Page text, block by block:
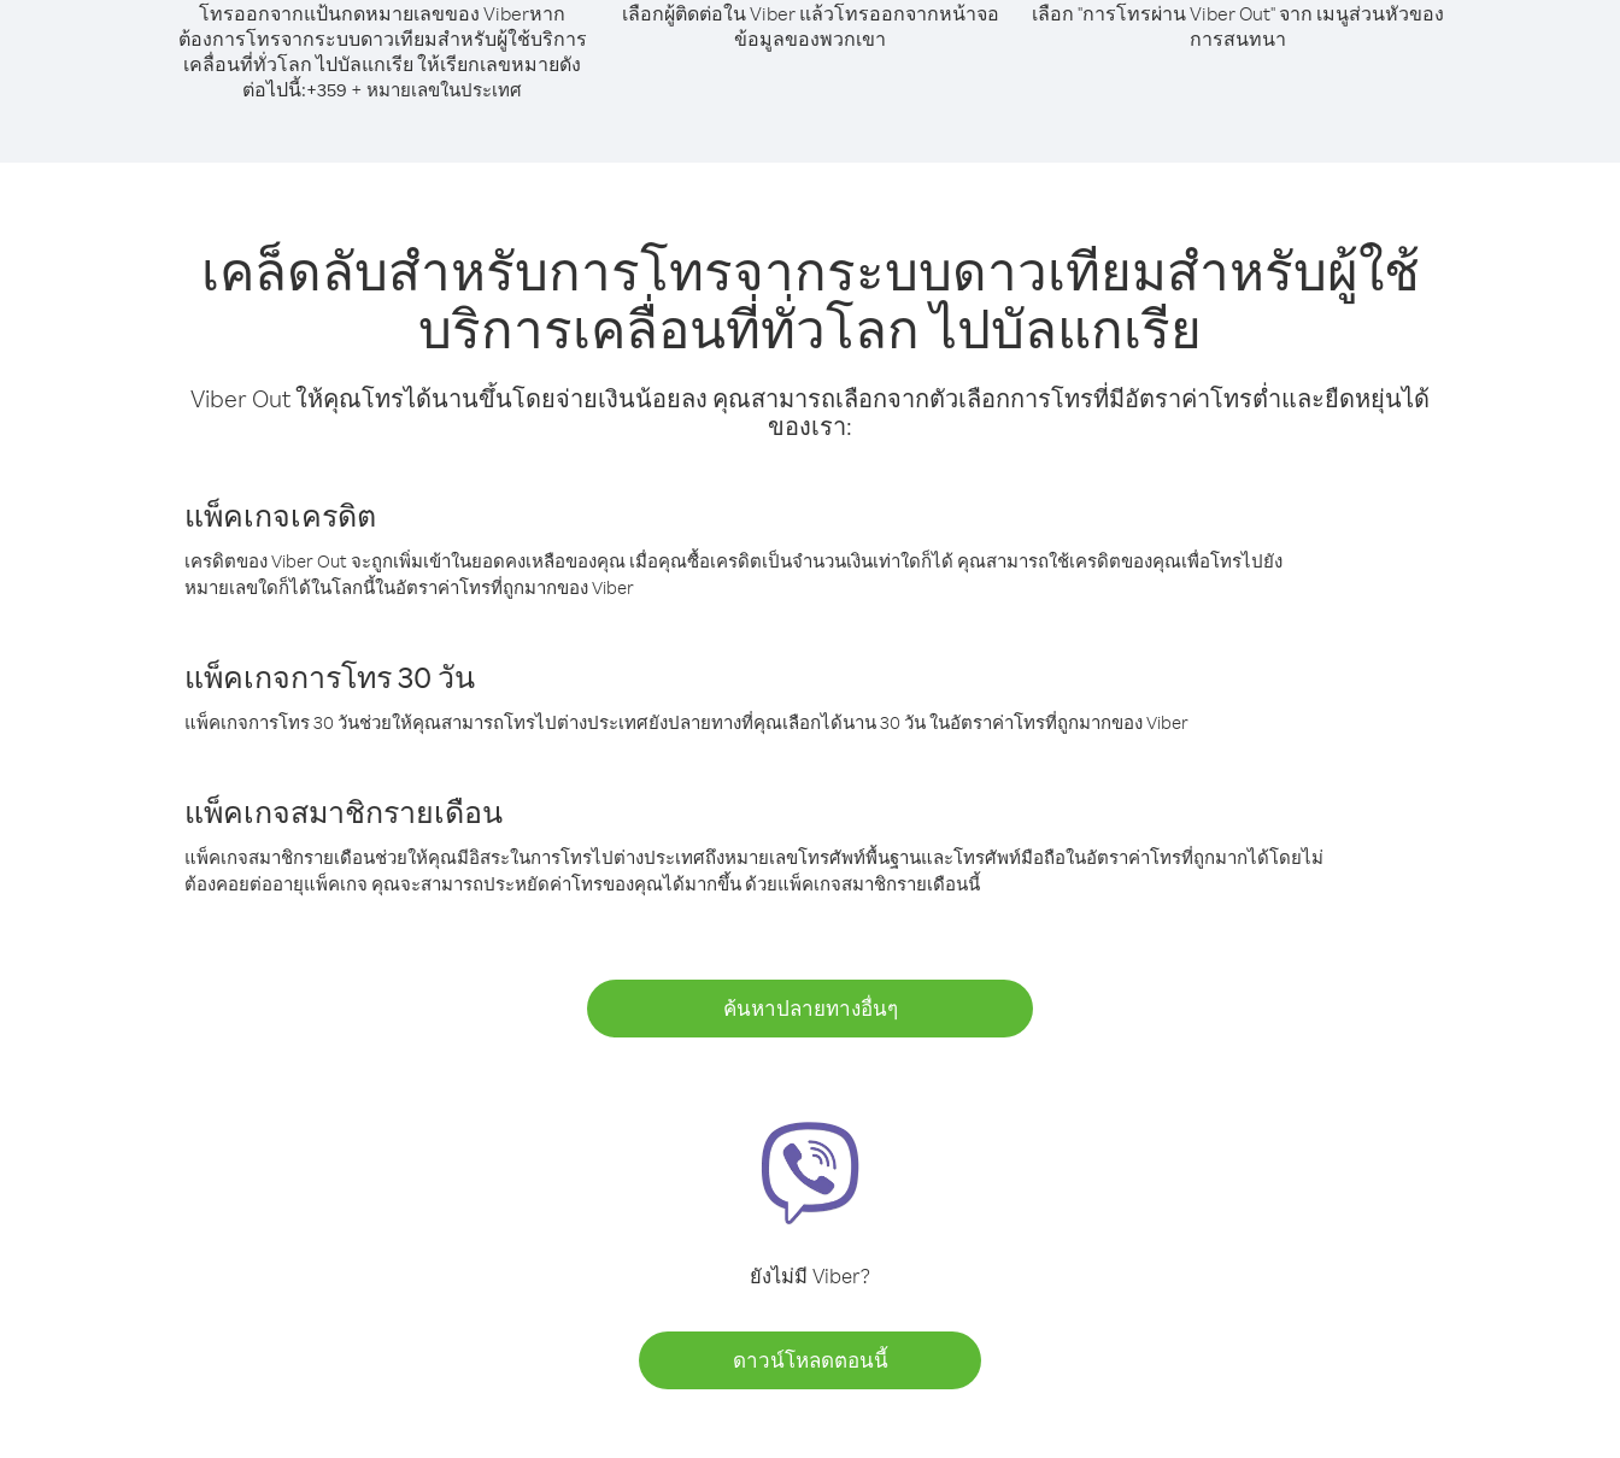
โทรออกจากแป้นกดหมายเลขของ Viberหาก
ต้องการโทรจากระบบดาวเทียมสำหรับผู้ใช้บริการ
เคลื่อนที่ทั่วโลก ไปบัลแกเรีย ให้เรียกเลขหมายดัง
ต่อไปนี้:+359 + หมายเลขในประเทศ
เลือกผู้ติดต่อใน Viber แล้วโทรออกจากหน้าจอ
ข้อมูลของพวกเขา
เลือก "การโทรผ่าน Viber Out" จาก เมนูส่วนหัวของ
การสนทนา
เคล็ดลับสำหรับการโทรจากระบบดาวเทียมสำหรับผู้ใช้
บริการเคลื่อนที่ทั่วโลก ไปบัลแกเรีย
Viber Out ให้คุณโทรได้นานขึ้นโดยจ่ายเงินน้อยลง คุณสามารถเลือกจากตัวเลือกการโทรที่มีอัตราค่าโทรต่ำและยืดหยุ่นได้
ของเรา:
แพ็คเกจเครดิต
เครดิตของ Viber Out จะถูกเพิ่มเข้าในยอดคงเหลือของคุณ เมื่อคุณซื้อเครดิตเป็นจำนวนเงินเท่าใดก็ได้ คุณสามารถใช้เครดิตของคุณเพื่อโทรไปยัง
หมายเลขใดก็ได้ในโลกนี้ในอัตราค่าโทรที่ถูกมากของ Viber
แพ็คเกจการโทร 30 วัน
แพ็คเกจการโทร 30 วันช่วยให้คุณสามารถโทรไปต่างประเทศยังปลายทางที่คุณเลือกได้นาน 30 วัน ในอัตราค่าโทรที่ถูกมากของ Viber
แพ็คเกจสมาชิกรายเดือน
แพ็คเกจสมาชิกรายเดือนช่วยให้คุณมีอิสระในการโทรไปต่างประเทศถึงหมายเลขโทรศัพท์พื้นฐานและโทรศัพท์มือถือในอัตราค่าโทรที่ถูกมากได้โดยไม่
ต้องคอยต่ออายุแพ็คเกจ คุณจะสามารถประหยัดค่าโทรของคุณได้มากขึ้น ด้วยแพ็คเกจสมาชิกรายเดือนนี้
ค้นหาปลายทางอื่นๆ
ยังไม่มี Viber?
ดาวน์โหลดตอนนี้